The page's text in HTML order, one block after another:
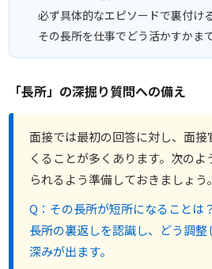
必ず具体的なエピソードで裏付け
その長所を仕事でどう活かすかま
「長所」の深掘り質問への備え
面接では最初の回答に対し、面
くることが多くあります。次の
られるよう準備しておきましょう。
Q：その長所が短所になることは？
長所の裏返しを認識し、どう調
深みが出ます。